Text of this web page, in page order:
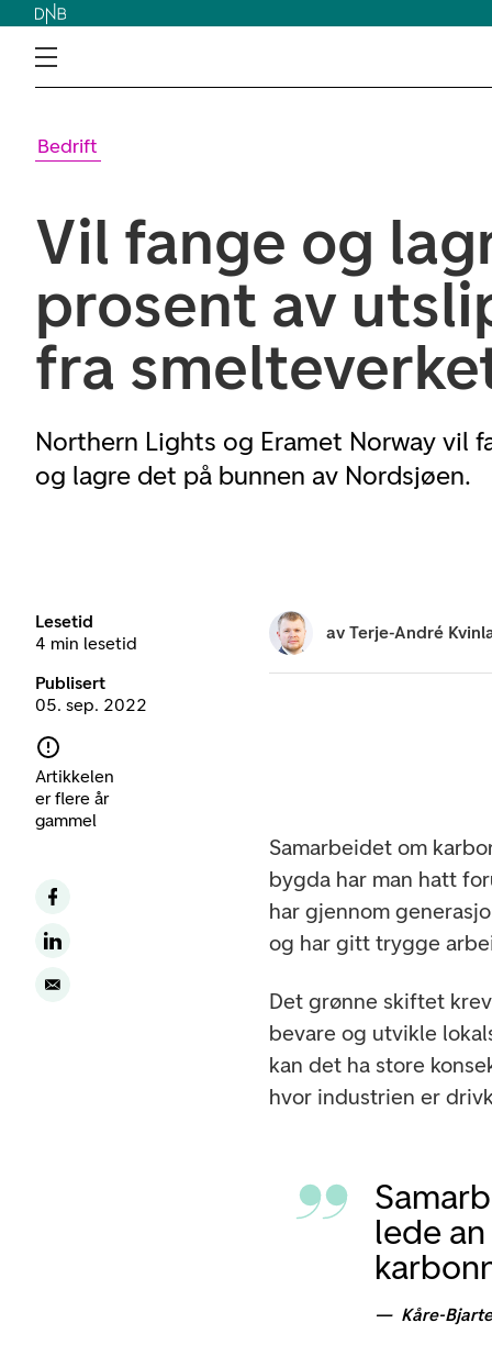
Bedrift
Vil fange og
prosent av
fra
Northern Lights og Eramet Norway vil
og lagre det på bunnen av Nordsjøen.
Lesetid
4 min lesetid
Publisert
05. sep. 2022
Artikkelen
er flere år
gammel
av Terje-André
Samarbeidet om
bygda har man hatt
har gjennom
og har gitt trygge
Det grønne skiftet
bevare og utvikle
kan det ha store
hvor industrien er
lede
Kåre-